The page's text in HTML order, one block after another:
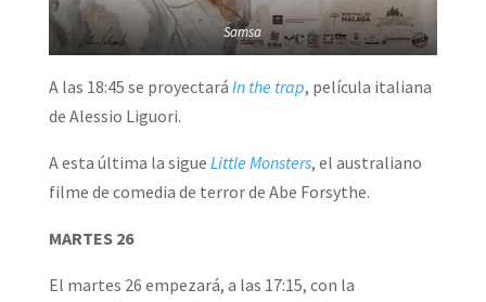
Samsa
A las 18:45 se proyectará In the trap, película italiana
de Alessio Liguori.
A esta última la sigue Little Monsters, el australiano
filme de comedia de terror de Abe Forsythe.
MARTES 26
El martes 26 empezará, a las 17:15, con la